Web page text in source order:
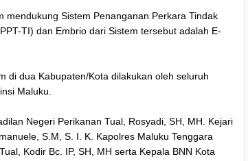
mendukung Sistem Penanganan Perkara Tindak
TI) dan Embrio dari Sistem tersebut adalah E-
di dua Kabupaten/Kota dilakukan oleh seluruh
Maluku.
Negeri Perikanan Tual, Rosyadi, SH, MH. Kejari
S.M, S. I. K. Kapolres Maluku Tenggara
Kodir Bc. IP, SH, MH serta Kepala BNN Kota